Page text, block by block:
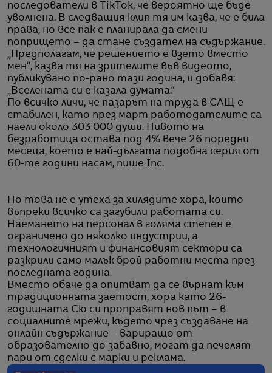
последователи в TikTok, че вероятно ще бъде
уволнена. В следващия клип тя им казва, че е била
права, но все пак е планирала да смени
попрището – да стане създател на съдържание.
„Предполагам, че решението е взето вместо
мен“, казва тя на зрителите във видеото,
публикувано по-рано тази година, и добавя:
„Вселената си е казала думата.“
По всичко личи, че пазарът на труда в САЩ е
стабилен, като през март работодателите са
наели около 303 000 души. Нивото на
безработица остава под 4% вече 26 поредни
месеца, което е най-дългата подобна серия от
60-те години насам, пише Inc.
Но това не е утеха за хилядите хора, които
въпреки всичко са загубили работата си.
Наемането на персонал в голяма степен е
ограничено до няколко индустрии, а
технологичният и финансовият сектори са
разкрили само малък брой работни места през
последната година.
Вместо обаче да опитват да се върнат към
традиционната заетост, хора като 26-
годишната Сю си проправят нов път – в
социалните мрежи, където чрез създаване на
онлайн съдържание – вариращо от
образователно до забавно, могат да печелят
пари от сделки с марки и реклама.